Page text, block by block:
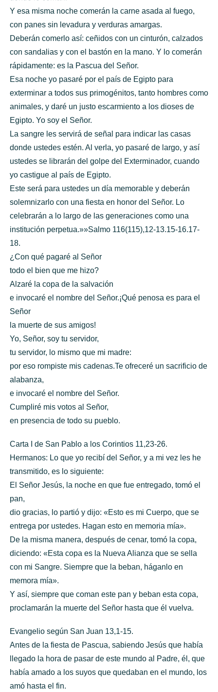
Y esa misma noche comerán la carne asada al fuego,
con panes sin levadura y verduras amargas.
Deberán comerlo así: ceñidos con un cinturón, calzados
con sandalias y con el bastón en la mano. Y lo comerán
rápidamente: es la Pascua del Señor.
Esa noche yo pasaré por el país de Egipto para
exterminar a todos sus primogénitos, tanto hombres como
animales, y daré un justo escarmiento a los dioses de
Egipto. Yo soy el Señor.
La sangre les servirá de señal para indicar las casas
donde ustedes estén. Al verla, yo pasaré de largo, y así
ustedes se librarán del golpe del Exterminador, cuando
yo castigue al país de Egipto.
Este será para ustedes un día memorable y deberán
solemnizarlo con una fiesta en honor del Señor. Lo
celebrarán a lo largo de las generaciones como una
institución perpetua.»»Salmo 116(115),12-13.15-16.17-
18.
¿Con qué pagaré al Señor
todo el bien que me hizo?
Alzaré la copa de la salvación
e invocaré el nombre del Señor.¡Qué penosa es para el
Señor
la muerte de sus amigos!
Yo, Señor, soy tu servidor,
tu servidor, lo mismo que mi madre:
por eso rompiste mis cadenas.Te ofreceré un sacrificio de
alabanza,
e invocaré el nombre del Señor.
Cumpliré mis votos al Señor,
en presencia de todo su pueblo.
Carta I de San Pablo a los Corintios 11,23-26.
Hermanos: Lo que yo recibí del Señor, y a mi vez les he
transmitido, es lo siguiente:
El Señor Jesús, la noche en que fue entregado, tomó el
pan,
dio gracias, lo partió y dijo: «Esto es mi Cuerpo, que se
entrega por ustedes. Hagan esto en memoria mía».
De la misma manera, después de cenar, tomó la copa,
diciendo: «Esta copa es la Nueva Alianza que se sella
con mi Sangre. Siempre que la beban, háganlo en
memora mía».
Y así, siempre que coman este pan y beban esta copa,
proclamarán la muerte del Señor hasta que él vuelva.
Evangelio según San Juan 13,1-15.
Antes de la fiesta de Pascua, sabiendo Jesús que había
llegado la hora de pasar de este mundo al Padre, él, que
había amado a los suyos que quedaban en el mundo, los
amó hasta el fin.